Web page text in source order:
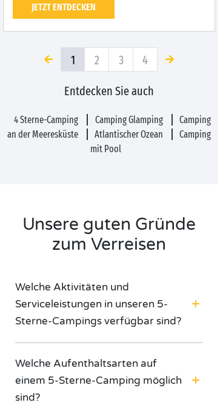
JETZT ENTDECKEN
1 2 3 4
Entdecken Sie auch
4 Sterne-Camping Camping Glamping
Camping
an der Meeresküste
Atlantischer Ozean
Camping
mit Pool
Unsere guten Gründe
zum Verreisen
Welche Aktivitäten und
Serviceleistungen in unseren 5-
Sterne-Campings verfügbar sind?
Welche Aufenthaltsarten auf
einem 5-Sterne-Camping möglich
sind?